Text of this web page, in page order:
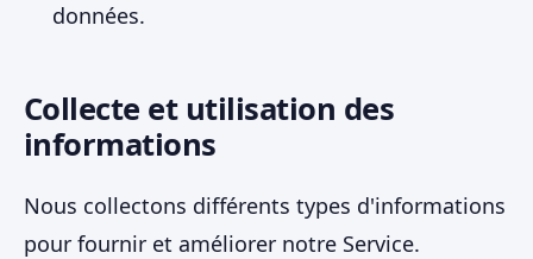
données.
Collecte et utilisation des
informations
Nous collectons différents types d'informations
pour fournir et améliorer notre Service.